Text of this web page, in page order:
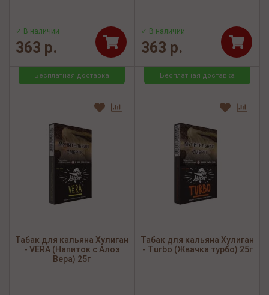
✓ В наличии
363 р.
✓ В наличии
363 р.
Бесплатная доставка
Табак для кальяна Хулиган
- VERA (Напиток с Алоэ
Вера) 25г
Бесплатная доставка
Табак для кальяна Хулиган
- Turbo (Жвачка турбо) 25г